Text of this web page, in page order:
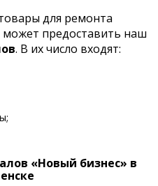
для ремонта
может предоставить наш
. В их число входят:
«Новый бизнес» в